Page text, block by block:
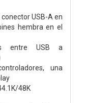
conector USB-A en
hembra en el
entre USB a
una
48K